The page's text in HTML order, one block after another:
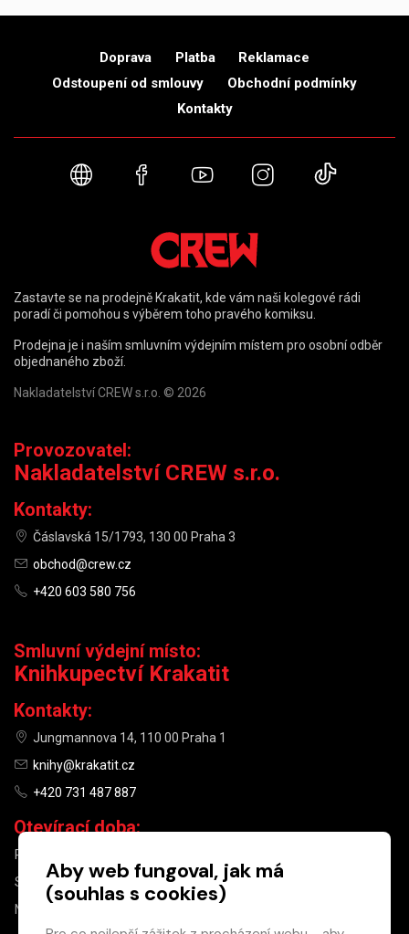
Doprava Platba
Reklamace
Odstoupení od smlouvy
Obchodní podmínky
Kontakty
Webové stránky
FacebookYouTubeInstagram
Zastavte se na prodejně Krakatit, kde vám naši kolegové rádi
poradí či pomohou s výběrem toho pravého komiksu.
Prodejna je i naším smluvním výdejním místem pro osobní odběr
objednaného zboží.
Nakladatelství CREW s.r.o. © 2026
Provozovatel:
Nakladatelství CREW s.r.o.
Kontakty:
Čáslavská 15/1793, 130 00 Praha 3
obchod@crew.cz
+420 603 580 756
Smluvní výdejní místo:
Knihkupectví Krakatit
Kontakty:
Jungmannova 14, 110 00 Praha 1
knihy@krakatit.cz
+420 731 487 887
Otevírací doba:
PO–PÁ
SO
10:00–13:00
NE
Aby web fungoval, jak má
(souhlas s cookies)